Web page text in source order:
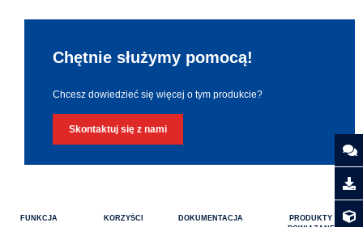
Chętnie służymy pomocą!
Chcesz dowiedzieć się więcej o tym produkcie?
Skontaktuj się z nami
FUNKCJA KORZYŚCI DOKUMENTACJA
PRODUKTY